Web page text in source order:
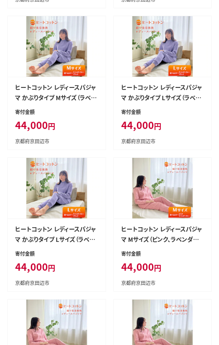
府 京田辺市
ヒートコットン レディースパジャ
マ かぶりタイプ Mサイズ（ラベン
ダーブルー、ブラック） ルームウ
選べる カラー 伸縮性 ニット素
材ブラック
寄付金額
44,000円
京都府京田辺市
ヒートコットン レディースパジャ
マ かぶりタイプ Lサイズ（ラベン
ダーブルー、ブラック） ルームウ
選べる カラー 伸縮性 ニット素
材ラベンダーブルー
寄付金額
44,000円
京都府京田辺市
ヒートコットン レディースパジャ
マ かぶりタイプ Lサイズ（ラベン
ダーブルー、ブラック） ルームウ
選べる カラー 伸縮性 ニット素
材ブラック
寄付金額
44,000円
京都府京田辺市
ヒートコットン レディースパジャ
マ Mサイズ（ピンク、ラベンダー
ブルー） ルームウエア パジャマ
性 ニット素材ピンク
寄付金額
44,000円
京都府京田辺市